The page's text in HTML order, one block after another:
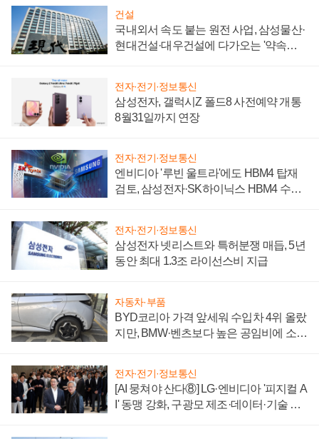
건설
국내외서 속도 붙는 원전 사업, 삼성물산·
현대건설·대우건설에 다가오는 '약속의
전자·전기·정보통신
삼성전자, 갤럭시Z 폴드8 사전예약 개통
8월31일까지 연장
전자·전기·정보통신
엔비디아 '루빈 울트라'에도 HBM4 탑재
검토, 삼성전자·SK하이닉스 HBM4 수율
전자·전기·정보통신
삼성전자 넷리스트와 특허분쟁 매듭, 5년
동안 최대 1.3조 라이선스비 지급
자동차·부품
BYD코리아 가격 앞세워 수입차 4위 올랐
지만, BMW·벤츠보다 높은 공임비에 소비
전자·전기·정보통신
[AI 뭉쳐야 산다⑧] LG·엔비디아 '피지컬 A
I' 동맹 강화, 구광모 제조·데이터·기술 결